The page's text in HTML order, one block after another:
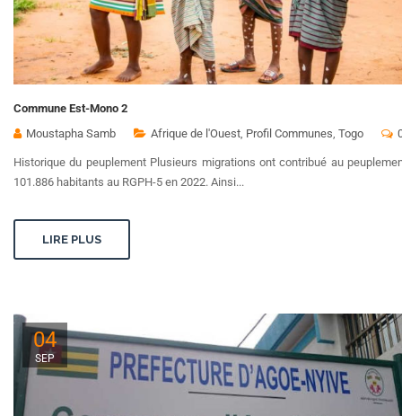
Commune Est-Mono 2
Moustapha Samb
Afrique de l'Ouest Profil Communes Togo
Historique du peuplement Plusieurs migrations ont contribué au
101.886 habitants au RGPH-5 en 2022. Ainsi...
LIRE PLUS
04
SEP